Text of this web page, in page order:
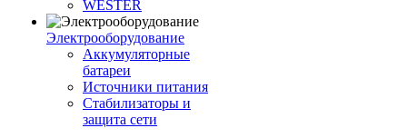
WESTER
Электрооборудование
Аккумуляторные
батареи
Источники питания
Стабилизаторы и
защита сети